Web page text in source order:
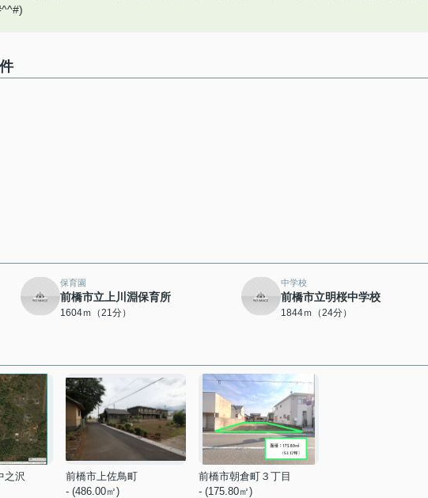
保育園
前橋市立上川淵保育所
1604ｍ（21分）
中学校
前橋市立明桜中学校
1844ｍ（24分）
之沢
前橋市上佐鳥町
- (486.00㎡)
前橋市朝倉町３丁目
- (175.80㎡)